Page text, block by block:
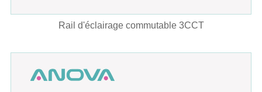
Rail d'éclairage commutable 3CCT